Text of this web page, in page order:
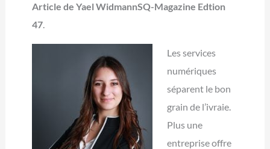
Article de Yael WidmannSQ-Magazine Edtion
47.
Les services
numériques
séparent le bon
grain de l’ivraie.
Plus une
entreprise offre